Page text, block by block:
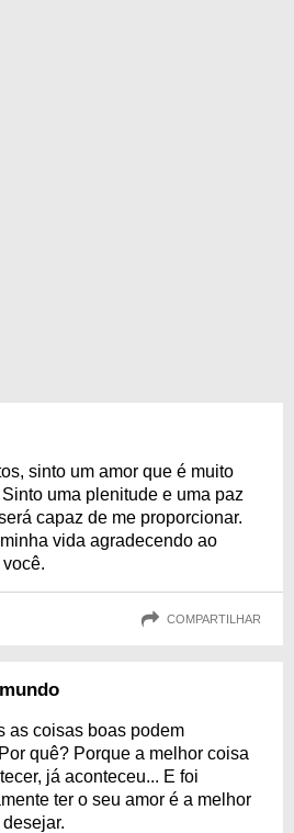
sinto um amor que é muito
uma plenitude e uma paz
capaz de me proporcionar.
vida agradecendo ao
COMPARTILHAR
as coisas boas podem
quê? Porque a melhor coisa
já aconteceu... E foi
ter o seu amor é a melhor